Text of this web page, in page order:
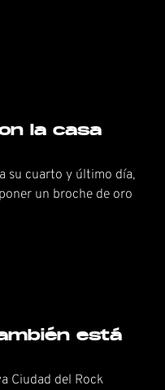
la casa
su cuarto y último día,
un broche de oro
está
Ciudad del Rock